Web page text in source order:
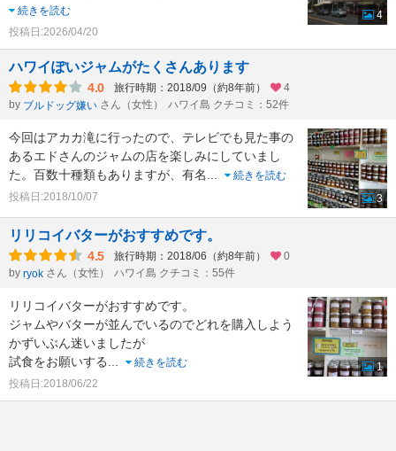
続きを読む
投稿日:2026/04/20
4
ハワイぽいジャムがたくさんあります
4.0 旅行時期：2018/09（約8年前）
4
by ブルドッグ嫌い さん（女性） ハワイ島 クチコミ：52件
今回はアカカ滝に行ったので、テレビでも見た事の
あるエドさんのジャムの店を楽しみにしていまし
た。百数十種類もありますが、有名
続きを読む
投稿日:2018/10/07
3
リリコイバターがおすすめです。
4.5 旅行時期：2018/06（約8年前）
0
by ryok さん（女性） ハワイ島 クチコミ：55件
リリコイバターがおすすめです。
ジャムやバターが並んでいるのでどれを購入しよう
かずいぶん迷いましたが
試食をお願いする
続きを読む
投稿日:2018/06/22
1